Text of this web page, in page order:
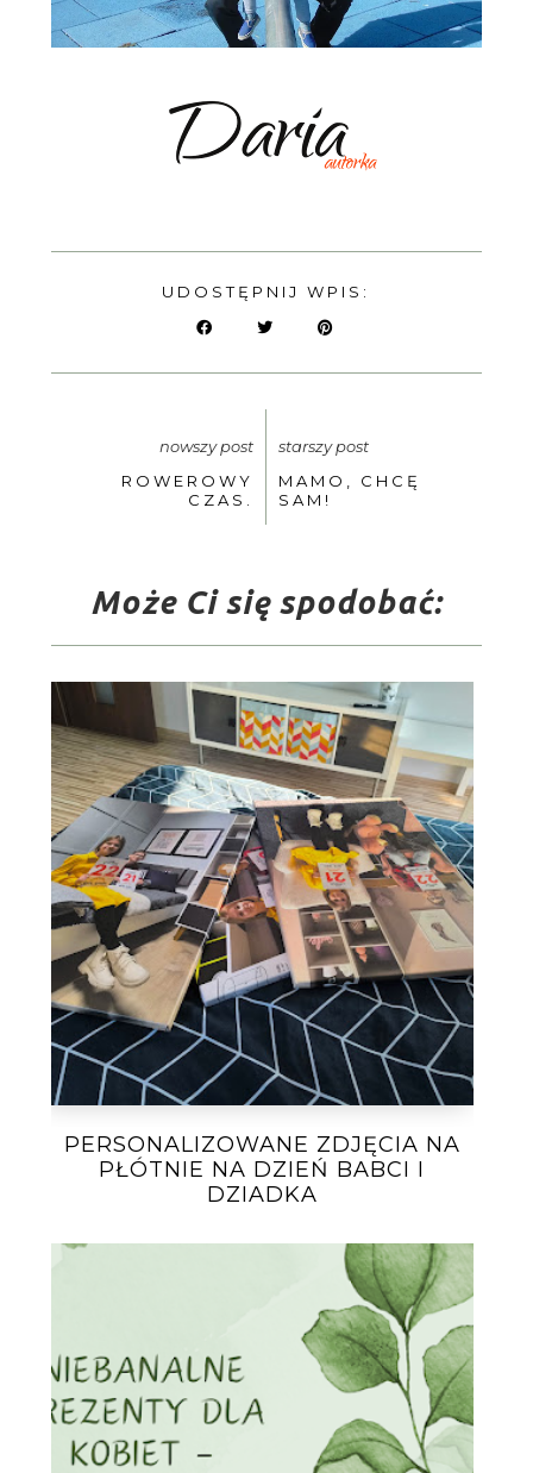
UDOSTĘPNIJ WPIS:
nowszy post
ROWEROWY
CZAS.
starszy post
MAMO, CHCĘ
SAM!
Może Ci się spodobać:
PERSONALIZOWANE ZDJĘCIA NA
PŁÓTNIE NA DZIEŃ BABCI I
DZIADKA